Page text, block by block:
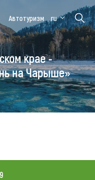
Алтайская
зимовка
Автотуризм ru
крае -
на Чарыше»